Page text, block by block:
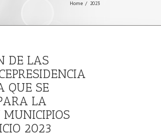
Home / 2023
DE LAS
QUE SE
LA
2023